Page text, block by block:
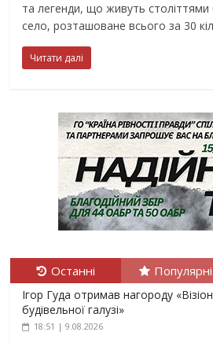
та легенди, що живуть століттями
село, розташоване всього за 30
Читати далі
Останні Популярні
Ігор Гуда отримав нагороду
будівельної галузі»
18:51 | 9.08.2026